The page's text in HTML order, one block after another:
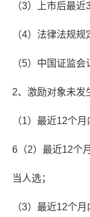
（3）上市后最
（4）法律法规
（5）中国证监会
2、激励对象未发
（1）最近12个
6（2）最近12个
当人选；
（3）最近12个